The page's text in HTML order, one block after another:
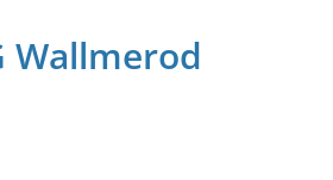
Wallmerod